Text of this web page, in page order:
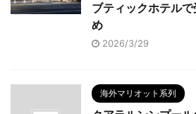
ブティックホテル
め
2026/3/29
海外マリオット系列